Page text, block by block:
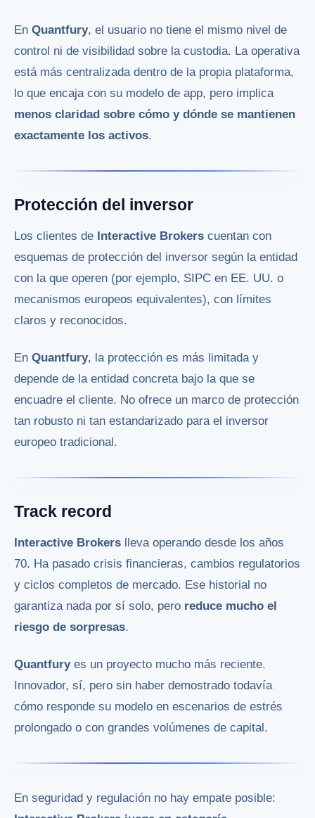
En Quantfury, el usuario no tiene el mismo nivel de
control ni de visibilidad sobre la custodia. La operativa
está más centralizada dentro de la propia plataforma,
lo que encaja con su modelo de app, pero implica
menos claridad sobre cómo y dónde se mantienen
exactamente los activos.
Protección del inversor
Los clientes de Interactive Brokers cuentan con
esquemas de protección del inversor según la entidad
con la que operen (por ejemplo, SIPC en EE. UU. o
mecanismos europeos equivalentes), con límites
claros y reconocidos.
En Quantfury, la protección es más limitada y
depende de la entidad concreta bajo la que se
encuadre el cliente. No ofrece un marco de protección
tan robusto ni tan estandarizado para el inversor
europeo tradicional.
Track record
Interactive Brokers lleva operando desde los años
70. Ha pasado crisis financieras, cambios regulatorios
y ciclos completos de mercado. Ese historial no
garantiza nada por sí solo, pero reduce mucho el
riesgo de sorpresas.
Quantfuryes un proyecto mucho más reciente.
Innovador, sí, pero sin haber demostrado todavía
cómo responde su modelo en escenarios de estrés
prolongado o con grandes volúmenes de capital.
En seguridad y regulación no hay empate posible: